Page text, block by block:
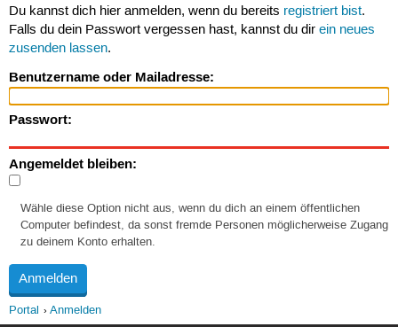
Du kannst dich hier anmelden, wenn du bereits registriert bist.
Falls du dein Passwort vergessen hast, kannst du dir ein neues
zusenden lassen.
Benutzername oder Mailadresse:
Passwort:
Angemeldet bleiben:
Wähle diese Option nicht aus, wenn du dich an einem öffentlichen
Computer befindest, da sonst fremde Personen möglicherweise Zugang
zu deinem Konto erhalten.
Portal Anmelden